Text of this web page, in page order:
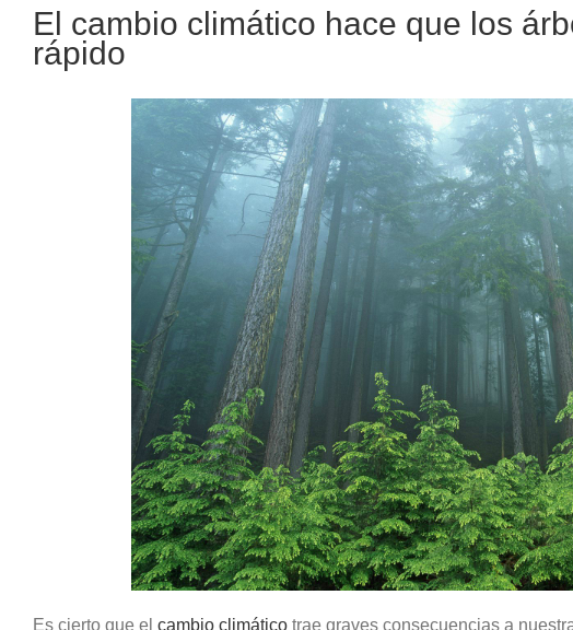
El cambio climático hace que los
rápido
Es cierto que el cambio climático trae graves consecuencias a